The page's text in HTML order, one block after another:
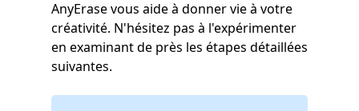
AnyErase vous aide à donner vie à votre
créativité. N'hésitez pas à l'expérimenter
en examinant de près les étapes détaillées
suivantes.